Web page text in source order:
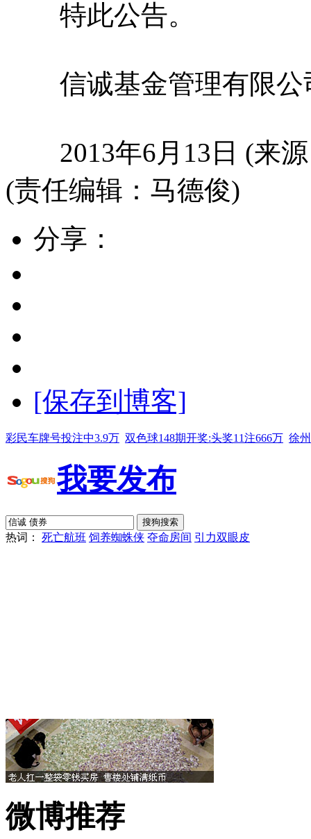
特此公告。
信诚基金管理有限公
2013年6月13日 (来源
(责任编辑：马德俊)
分享：
[保存到博客]
彩民车牌号投注中3.9万 双色球148期开奖:头奖11注666万 徐
我要发布
热词： 死亡航班 饲养蜘蛛侠 夺命房间 引力双眼皮
微博推荐